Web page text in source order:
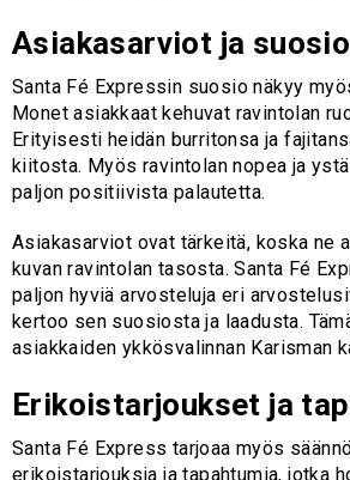
Asiakasarviot ja suosio
Santa Fé Expressin suosio näkyy
Monet asiakkaat kehuvat ravintolan
Erityisesti heidän burritonsa ja
kiitosta. Myös ravintolan nopea ja
paljon positiivista palautetta.
Asiakasarviot ovat tärkeitä, koska ne
kuvan ravintolan tasosta. Santa Fé
paljon hyviä arvosteluja eri
kertoo sen suosiosta ja laadusta.
asiakkaiden ykkösvalinnan Karisman
Erikoistarjoukset ja
Santa Fé Express tarjoaa myös
erikoistarjouksia ja tapahtumia, jotka